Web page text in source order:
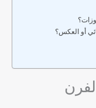
أو العكس؟